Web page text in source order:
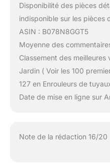
Disponibilité des pièces
indisponible sur les pièces
ASIN : B078N8GGT5
Moyenne des
Classement des meilleures
Jardin ( Voir les 100
127 en Enrouleurs de
Date de mise en ligne sur
Note de la rédaction 16/20